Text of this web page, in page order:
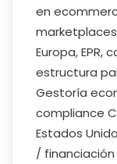
en
Europa,
estructura
Gestoría
compliance
Estados
/ financiación